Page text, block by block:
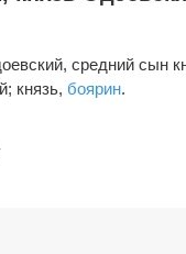
средний сын
князь, боярин.